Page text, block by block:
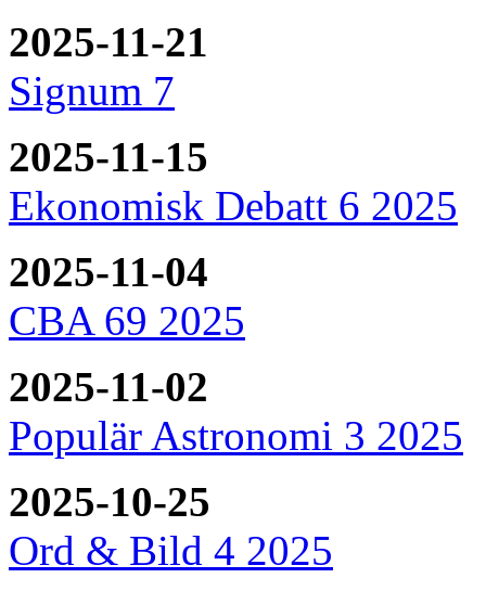
2025-11-21
Signum 7
2025-11-15
Ekonomisk Debatt 6 2025
2025-11-04
CBA 69 2025
2025-11-02
Populär Astronomi 3 2025
2025-10-25
Ord & Bild 4 2025